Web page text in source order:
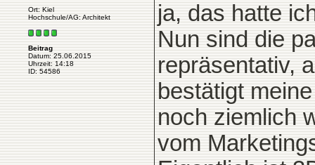
Ort: Kiel
Hochschule/AG: Architekt
Beitrag
Datum: 25.06.2015
Uhrzeit: 14:18
ID: 54586
ja, das hatte
Nun sind die
repräsentativ,
bestätigt
noch ziemlich
vom